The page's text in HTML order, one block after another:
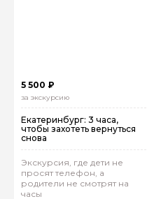
5 500 ₽
за экскурсию
Екатеринбург: 3 часа,
чтобы захотеть вернуться
снова
Экскурсия, где дети не
просят телефон, а
родители не смотрят на
часы